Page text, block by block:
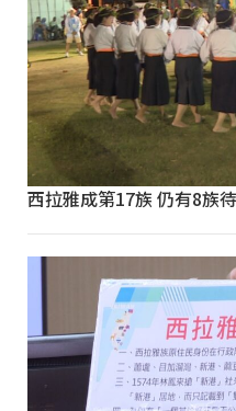
西拉雅成第17族 仍有8族